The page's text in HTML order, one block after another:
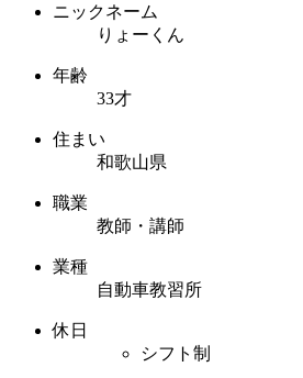
ニックネーム
りょーくん
年齢
33才
住まい
和歌山県
職業
教師・講師
業種
自動車教習所
休日
シフト制